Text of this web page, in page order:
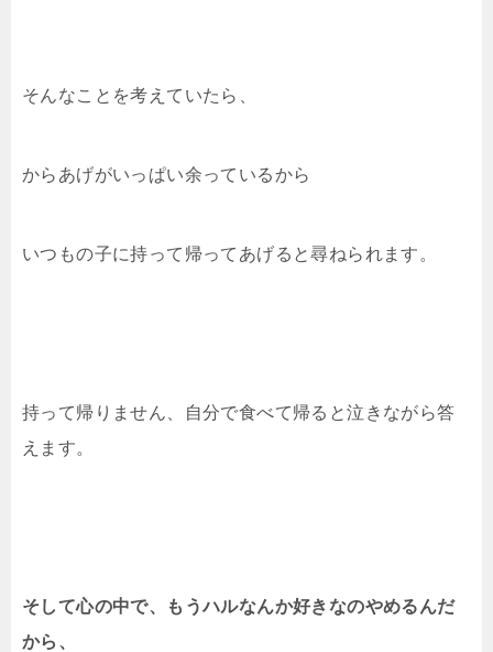
そんなことを考えていたら、
からあげがいっぱい余っているから
いつもの子に持って帰ってあげると尋ねられます。
持って帰りません、自分で食べて帰ると泣きながら答
えます。
そして心の中で、もうハルなんか好きなのやめるんだ
から、